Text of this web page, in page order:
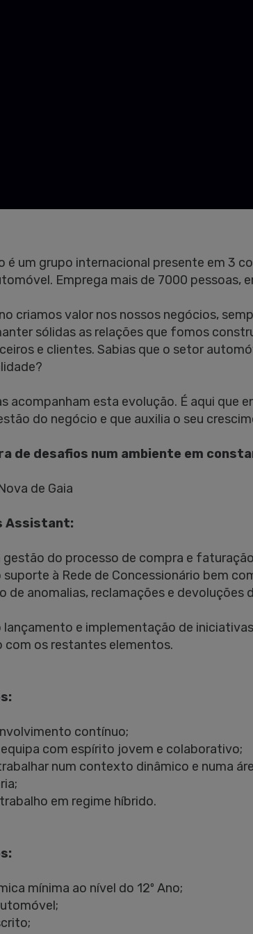
é um grupo internacional presente em 3
Emprega mais de 7000 pessoas,
criamos valor nos nossos negócios,
sólidas as relações que fomos
e clientes. Sabias que o setor
acompanham esta evolução. É aqui que
do negócio e que auxilia o seu
de desafios num ambiente em
de Gaia
Assistant:
gestão do processo de compra e
à Rede de Concessionário bem
de anomalias, reclamações e
lançamento e implementação de
com os restantes elementos.
contínuo;
com espírito jovem e colaborativo;
num contexto dinâmico e numa
em regime híbrido.
mínima ao nível do 12º Ano;